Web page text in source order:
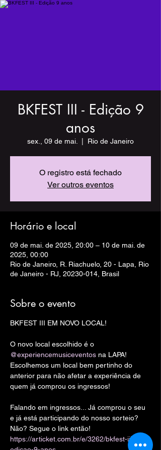
BKFEST III - Edição 9
anos
sex., 09 de mai. Rio de Janeiro
O registro está fechado
Ver outros eventos
Horário e local
09 de mai. de 2025, 20:00 – 10 de mai. de
2025, 00:00
Rio de Janeiro, R. Riachuelo, 20 - Lapa, Rio
de Janeiro - RJ, 20230-014, Brasil
Sobre o evento
BKFEST III EM NOVO LOCAL!
O novo local escolhido é o
@experiencemusiceventos na LAPA!
Escolhemos um local bem pertinho do
anterior para não afetar a experiência de
quem já comprou os ingressos!
Falando em ingressos... Já comprou o seu
e já está participando do nosso sorteio?
Não? Segue o link então!
https://articket.com.br/e/3262/bkfest-iii-